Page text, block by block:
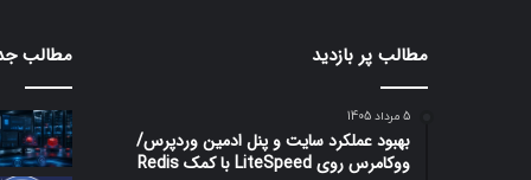
مطالب پر بازدید
5 مرداد 1405
بهبود عملکرد سایت و پنل ادمین وردپرس/
ووکامرس روی LiteSpeed با کمک Redis
مطالب